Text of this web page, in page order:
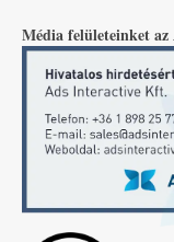
Média felületeinket